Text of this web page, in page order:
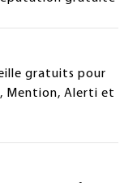
gratuits pour
Mention, Alerti et